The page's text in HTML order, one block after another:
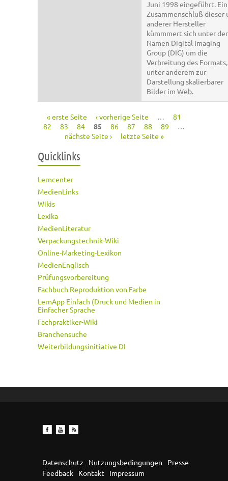
Juni 1998 eingeführt. Ein
Zusammenschluß dieser
anderer Hersteller
kümmmert sich unter
Namen Digital Imaging
Group (DIG) um die
Verbreitung des Formats,
unter anderem zur
Darstellung skalierbarer
Bilder im Web.
Seiten
« erste Seite ‹ vorherige Seite …
81
82
83 84 85 86 87 88 89
…
nächste Seite ›
letzte Seite »
Quicklinks
Lerncenter
MedienLinks
Wikis
Lexika
MedienLiteratur
Verpackungstechnik-Wiki
Online-Marketing-Lexikon
MedienEnglisch
Prüfungsvorbereitung
Fachbuch Reproduktion von Farbe
LernApp Einfach (Druck und Medien in
Einfacher Sprache
Fachpraktiker-Wiki
Branchensuche
Weiterbildungsinitiative DI
Datenschutz Nutzungsbedingungen
Presse
Feedback
Kontakt Impressum